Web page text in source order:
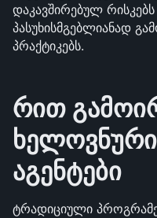
დაკავშირებულ
პასუხისმგებლიანად
პრაქტიკებს.
რით
აგენტები
ტრადიციული